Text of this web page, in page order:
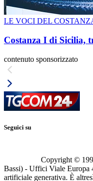
LE VOCI DEL
Costanza I di Sicilia,
contenuto sponsorizzato
Seguici su
Copyright ©
Bassi) - Uffici Viale Europa
artificiale generativa. È